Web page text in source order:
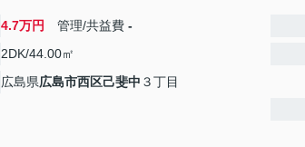
4.7万円 管理/共益費 -
2DK/44.00㎡
広島県広島市西区己斐中 ３丁目